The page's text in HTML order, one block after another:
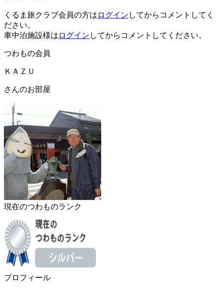
くるま旅クラブ会員の方は ログイン してからコメントしてく
ださい。
車中泊施設様は ログイン してからコメントしてください。
つわもの会員
ＫＡＺＵ
さんのお部屋
現在のつわものランク
プロフィール